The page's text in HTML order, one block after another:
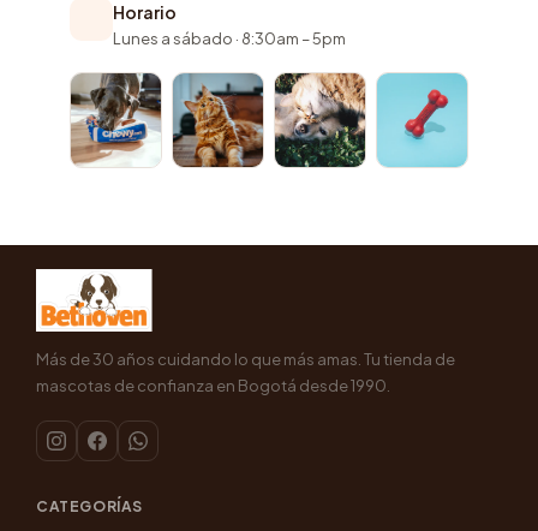
Horario
Lunes a sábado · 8:30am – 5pm
Más de 30 años cuidando lo que más amas. Tu tienda de
mascotas de confianza en Bogotá desde 1990.
CATEGORÍAS